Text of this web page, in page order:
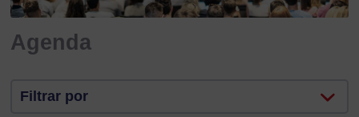
Agenda
Filtrar por